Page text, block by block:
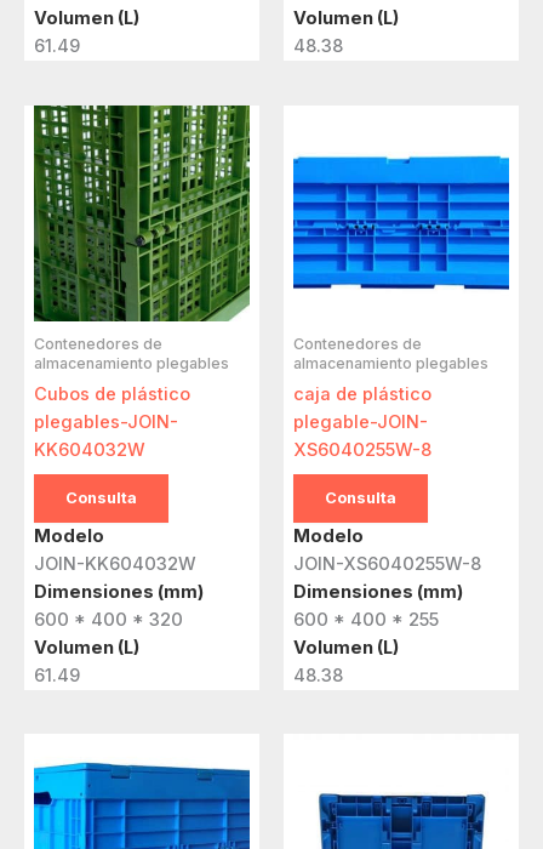
Volumen (L)
61.49
Volumen (L)
48.38
Contenedores de
almacenamiento plegables
Cubos de plástico
plegables-JOIN-
KK604032W
Consulta
Modelo
JOIN-KK604032W
Dimensiones (mm)
600 * 400 * 320
Volumen (L)
61.49
Contenedores de
almacenamiento plegables
caja de plástico
plegable-JOIN-
XS6040255W-8
Consulta
Modelo
JOIN-XS6040255W-8
Dimensiones (mm)
600 * 400 * 255
Volumen (L)
48.38